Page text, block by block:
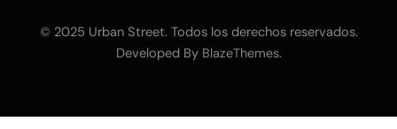
© 2025 Urban Street. Todos los derechos reservados.
Developed By BlazeThemes.